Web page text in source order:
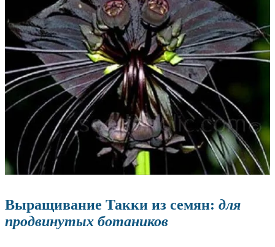
Выращивание Такки из семян: для
продвинутых ботаников